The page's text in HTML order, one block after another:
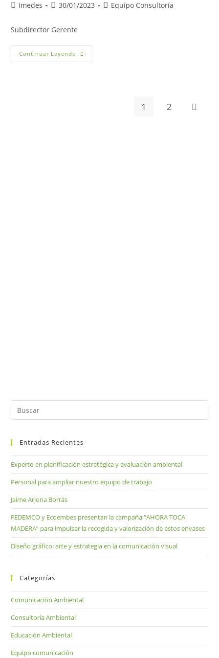
Imedes 30/01/2023 Equipo Consultoría
Subdirector Gerente
Continuar Leyendo
1 2
Entradas Recientes
Experto en planificación estratégica y evaluación ambiental
Personal para ampliar nuestro equipo de trabajo
Jaime Arjona Borrás
FEDEMCO y Ecoembes presentan la campaña “AHORA TOCA
MADERA” para impulsar la recogida y valorización de estos envases
Diseño gráfico: arte y estrategia en la comunicación visual
Categorías
Comunicación Ambiental
Consultoría Ambiental
Educación Ambiental
Equipo comunicación